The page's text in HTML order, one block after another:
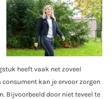
heeft vaak net zoveel
kan je ervoor zorgen
Bijvoorbeeld door niet teveel te